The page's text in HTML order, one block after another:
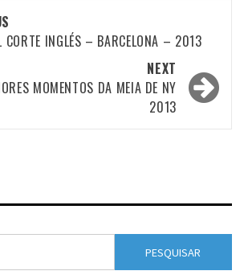
CORTE INGLÉS – BARCELONA – 2013
NEXT
MOMENTOS DA MEIA DE NY
2013